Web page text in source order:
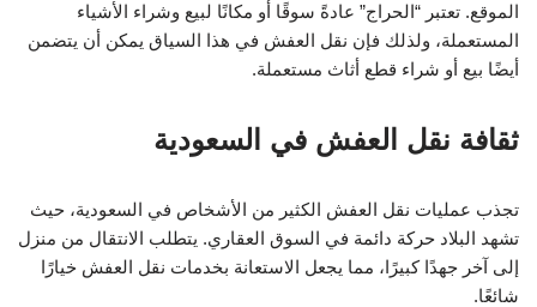
الموقع. تعتبر “الحراج” عادةً سوقًا أو مكانًا لبيع وشراء الأشياء
المستعملة، ولذلك فإن نقل العفش في هذا السياق يمكن أن يتضمن
أيضًا بيع أو شراء قطع أثاث مستعملة.
ثقافة نقل العفش في السعودية
تجذب عمليات نقل العفش الكثير من الأشخاص في السعودية، حيث
تشهد البلاد حركة دائمة في السوق العقاري. يتطلب الانتقال من منزل
إلى آخر جهدًا كبيرًا، مما يجعل الاستعانة بخدمات نقل العفش خيارًا
شائعًا.